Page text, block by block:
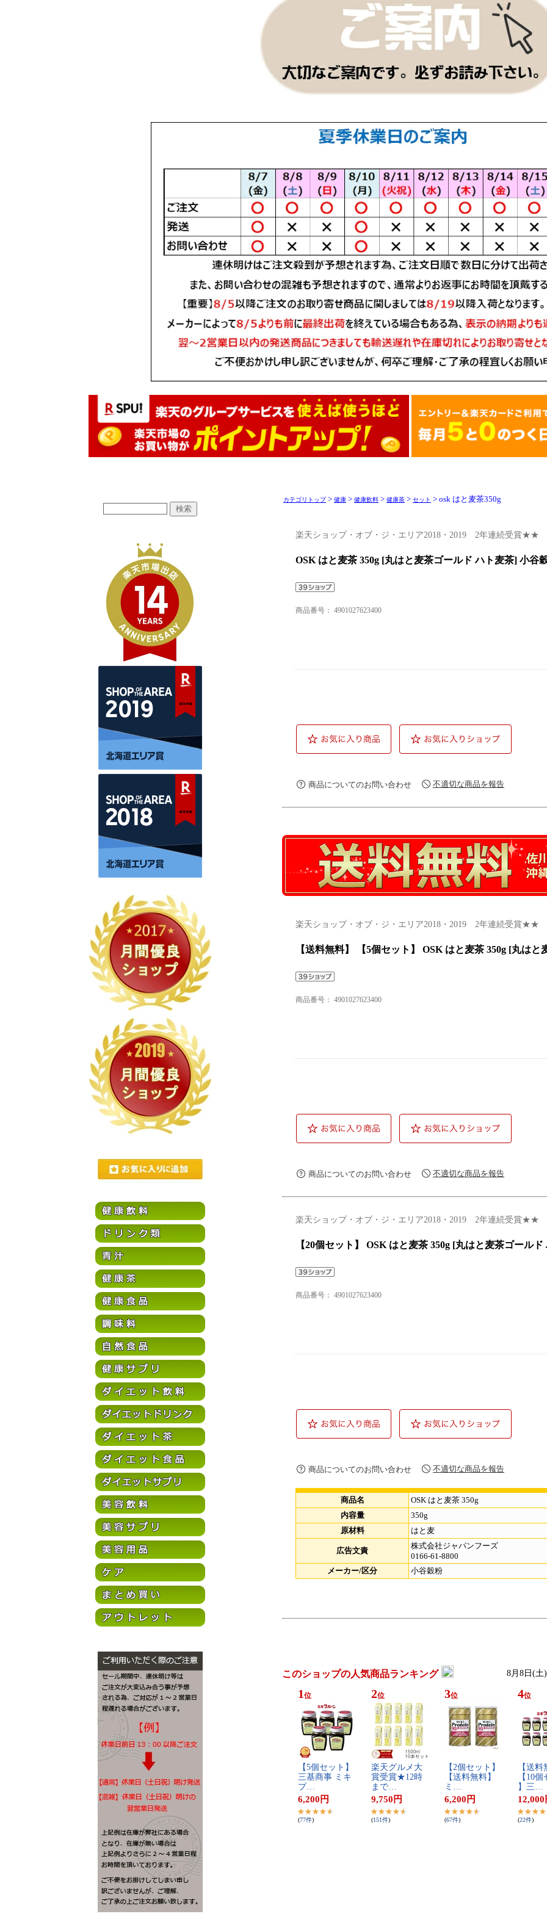
カテゴリトップ> 健康 > 健康飲料 > 健康茶 > セット > osk はと麦茶350g
楽天ショップ・オブ・ジ・エリア2018・2019 2年連続受賞★★
OSK はと麦茶 350g [丸はと麦茶ゴールド ハト麦茶] 小谷
商品番号： 4901027623400
商品についてのお問い合わせ 不適切な商品を報告
楽天ショップ・オブ・ジ・エリア2018・2019 2年連続受賞★★
【送料無料】 【5個セット】 OSK はと麦茶 350g [丸は
商品番号： 4901027623400
商品についてのお問い合わせ 不適切な商品を報告
楽天ショップ・オブ・ジ・エリア2018・2019 2年連続受賞★★
【20個セット】 OSK はと麦茶 350g [丸はと麦茶ゴール
商品番号： 4901027623400
商品についてのお問い合わせ 不適切な商品を報告
商品名
OSK はと麦茶 350g
内容量
350g
原材料
はと麦
広告文責
株式会社ジャパンフーズ
0166-61-8800
メーカー/区分
小谷穀粉
このショップの人気商品ランキング 8月8日(土
1 位
【​5​個​セ​ッ​ト​】​
三​基​商​事​ ​ミ​キ​
プ​…
6,200 円
(77件)
2位
楽​天​グ​ル​メ​大​
賞​受​賞​★​1​2​時​
ま​で​…
9,750 円
(151件)
3位
【​2​個​セ​ッ​ト​】​
【​送​料​無​料​】​
ミ​…
6,200 円
(67件)
4位
【​送​
【​1​0​
】​三​…
12,000
(22件)